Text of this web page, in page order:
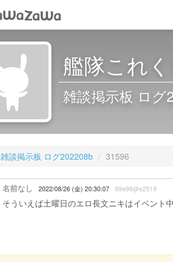
艦隊これ
雑談掲示板 ログ
雑談掲示板 ログ202208b 31596
名前なし 2022/08/26 (金) 20:30:07 69e99@e2519
そういえば土曜日のエロ長文ニキはイベント